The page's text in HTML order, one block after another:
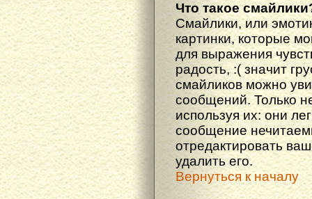
Что такое
Смайлики, или
картинки, которые
для выражения
радость, :( значит
смайликов можно
сообщений. Только
используя их: они
сообщение
отредактировать
удалить его.
Вернуться к началу